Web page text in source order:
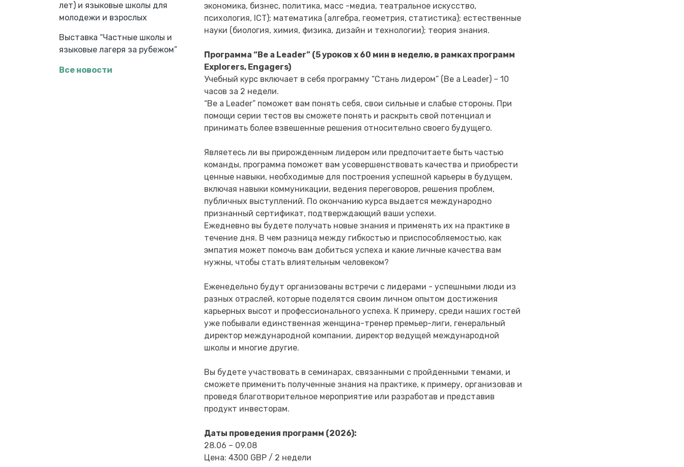
лет) и языковые школы для
молодежи и взрослых
Выставка “Частные школы и
языковые лагеря за рубежом”
Все новости
экономика, бизнес, политика, масс -медиа, театральное искусство,
психология, ICT); математика (алгебра, геометрия, статистика); естественные
науки (биология, химия, физика, дизайн и технологии); теория знания.
Программа “Be a Leader” (5 уроков x 60 мин в неделю, в рамках программ
Explorers, Engagers)
Учебный курс включает в себя программу “Стань лидером” (Be a Leader) – 10
часов за 2 недели.
“Be a Leader” поможет вам понять себя, свои сильные и слабые стороны. При
помощи серии тестов вы сможете понять и раскрыть свой потенциал и
принимать более взвешенные решения относительно своего будущего.
Являетесь ли вы прирожденным лидером или предпочитаете быть частью
команды, программа поможет вам усовершенствовать качества и приобрести
ценные навыки, необходимые для построения успешной карьеры в будущем,
включая навыки коммуникации, ведения переговоров, решения проблем,
публичных выступлений. По окончанию курса выдается международно
признанный сертификат, подтверждающий ваши успехи.
Ежедневно вы будете получать новые знания и применять их на практике в
течение дня. В чем разница между гибкостью и приспособляемостью, как
эмпатия может помочь вам добиться успеха и какие личные качества вам
нужны, чтобы стать влиятельным человеком?
Еженедельно будут организованы встречи с лидерами - успешными люди из
разных отраслей, которые поделятся своим личном опытом достижения
карьерных высот и профессионального успеха. К примеру, среди наших гостей
уже побывали единственная женщина-тренер премьер-лиги, генеральный
директор международной компании, директор ведущей международной
школы и многие другие.
Вы будете участвовать в семинарах, связанными с пройденными темами, и
сможете применить полученные знания на практике, к примеру, организовав и
проведя благотворительное мероприятие или разработав и представив
продукт инвесторам.
Даты проведения программ (2026):
28.06 – 09.08
Цена: 4300 GBP / 2 недели